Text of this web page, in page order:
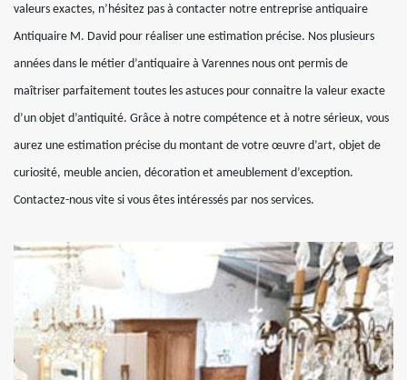
valeurs exactes, n’hésitez pas à contacter notre entreprise antiquaire
Antiquaire M. David pour réaliser une estimation précise. Nos plusieurs
années dans le métier d’antiquaire à Varennes nous ont permis de
maîtriser parfaitement toutes les astuces pour connaitre la valeur exacte
d’un objet d’antiquité. Grâce à notre compétence et à notre sérieux, vous
aurez une estimation précise du montant de votre œuvre d’art, objet de
curiosité, meuble ancien, décoration et ameublement d’exception.
Contactez-nous vite si vous êtes intéressés par nos services.